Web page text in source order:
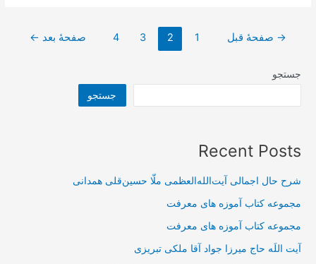
رضا
السّلام
حامله
مرگ
را
صفحه‌بندی
→ صفحهٔ قبل 1
2
3
4 صفحهٔ بعد ←
جستجو
جستجو
Recent Posts
شرح حال اجمالی آیت‌الله‌العظمی ملّا حسین‌قلی همدانی
مجموعه کتاب آموزه های معرفت
مجموعه کتاب آموزه های معرفت
آیت اللَه حاج میرزا جواد آقا ملکی تبریزی